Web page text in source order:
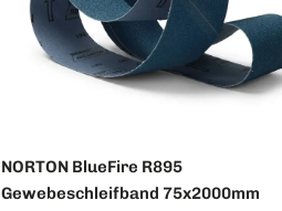
NORTON BlueFire R895
Gewebeschleifband 75x2000mm